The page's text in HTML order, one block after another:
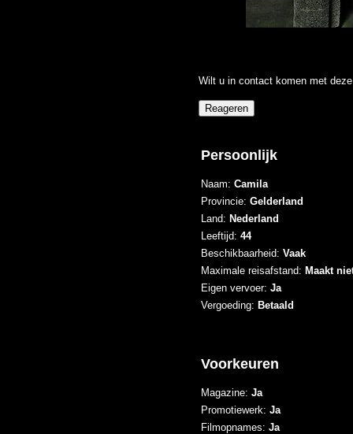
Wilt u in contact komen met
Persoonlijk
Naam: Camila
Provincie: Gelderland
Land: Nederland
Leeftijd: 44
Beschikbaarheid: Vaak
Maximale reisafstand: Maakt
Eigen vervoer: Ja
Vergoeding: Betaald
Voorkeuren
Magazine: Ja
Promotiewerk: Ja
Filmopnames: Ja